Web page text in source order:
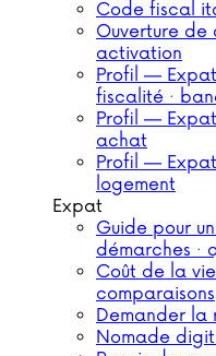
Code fiscal
Ouverture de
activation
Profil —
fiscalité ·
Profil —
achat
Profil —
logement
Expat
Guide pour
démarches ·
Coût de la
comparaisons
Demander la
Nomade